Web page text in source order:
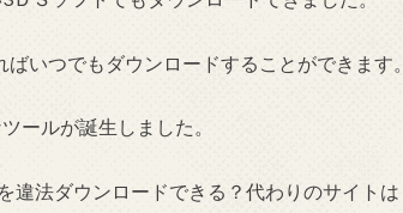
いつでもダウンロードすることができます。
ールが誕生しました。
違法ダウンロードできる？代わりのサイトは